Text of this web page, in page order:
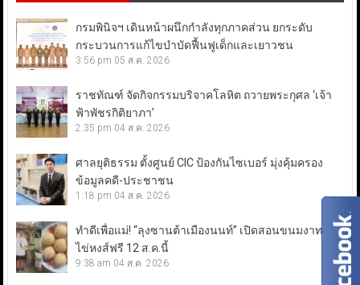
กรมพินิจฯ เดินหน้าผนึกกำลังทุกภาคส่วน ยกระดับ
กระบวนการแก้ไขบำบัดฟื้นฟูเด็กและเยาวชน
3:56 pm 05 ส.ค. 2026
ราชทัณฑ์ จัดกิจกรรมบริจาคโลหิต ถวายพระกุศล ‘เจ้า
ฟ้าพัชรกิติยาภา’
2:35 pm 04 ส.ค. 2026
ศาลยุติธรรม ตั้งศูนย์ CIC ป้องกันไซเบอร์ มุ่งคุ้มครอง
ข้อมูลคดี-ประชาชน
1:18 pm 04 ส.ค. 2026
ทำดีเพื่อแม่! “ลุงซานต้าเมืองนนท์” เปิดสอนขนมงาทอด-
ไข่หงส์ฟรี 12 ส.ค.นี้
9:38 am 04 ส.ค. 2026